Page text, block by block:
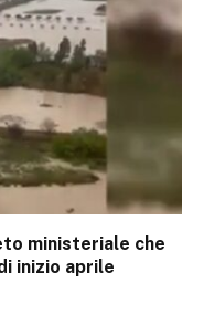
ministeriale che
inizio aprile